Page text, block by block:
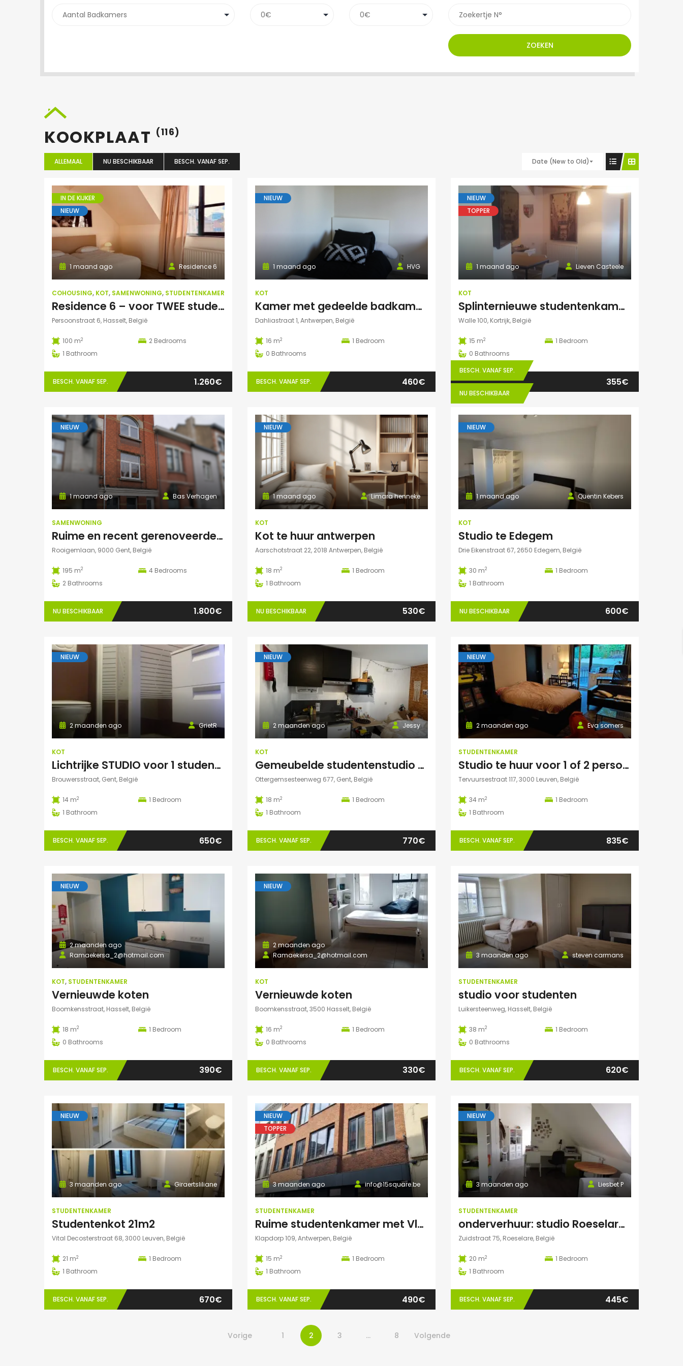
ZOEKEN
KOOKPLAAT (116)
ALLEMAAL NU BESCHIKBAAR BESCH. VANAF SEP. Date (New to Old)
IN DE KIJKER
NIEUW
Residence 6
1 maand ago
COHOUSING, KOT, SAMENWONING, STUDENTENKAMER
Residence 6 – voor TWEE studenten: Exclusieve studentenduplex
Persoonstraat 6, Hasselt, België
100 m2 2 Bedrooms
1 Bathroom
BESCH. VANAF SEP. 1.260€
NIEUW
HVG
1 maand ago
KOT
Kamer met gedeelde badkamer en keuken
Dahliastraat 1, Antwerpen, België
16 m2 1 Bedroom
0 Bathrooms
BESCH. VANAF SEP. 460€
NIEUW
TOPPER
Lieven Casteele
1 maand ago
KOT
Splinternieuwe studentenkamer te huur in authentiek herenhuis
Walle 100, Kortrijk, België
15 m2 1 Bedroom
0 Bathrooms
BESCH. VANAF SEP.
NU BESCHIKBAAR
355€
NIEUW
Bas Verhagen
1 maand ago
SAMENWONING
Ruime en recent gerenoveerde studentenwoning op toplocatie in Gent
Rooigemlaan, 9000 Gent, België
195 m2 4 Bedrooms
2 Bathrooms
NU BESCHIKBAAR 1.800€
NIEUW
Limara henneke
1 maand ago
KOT
Kot te huur antwerpen
Aarschotstraat 22, 2018 Antwerpen, België
18 m2 1 Bedroom
1 Bathroom
NU BESCHIKBAAR 530€
NIEUW
Quentin Kebers
1 maand ago
KOT
Studio te Edegem
Drie Eikenstraat 67, 2650 Edegem, België
30 m2 1 Bedroom
1 Bathroom
NU BESCHIKBAAR 600€
NIEUW
GrietR
2 maanden ago
KOT
Lichtrijke STUDIO voor 1 student – buurt Hoogstraat/Poel Gent
Brouwersstraat, Gent, België
14 m2 1 Bedroom
1 Bathroom
BESCH. VANAF SEP. 650€
NIEUW
Jessy
2 maanden ago
KOT
Gemeubelde studentenstudio met privéparking op toplocatie nabij UZ Gent en UGent
Ottergemsesteenweg 677, Gent, België
18 m2 1 Bedroom
1 Bathroom
BESCH. VANAF SEP. 770€
NIEUW
Eva somers
2 maanden ago
STUDENTENKAMER
Studio te huur voor 1 of 2 personen
Tervuursestraat 117, 3000 Leuven, België
34 m2 1 Bedroom
1 Bathroom
BESCH. VANAF SEP. 835€
NIEUW
Ramaekersa_2@hotmail.com
2 maanden ago
KOT, STUDENTENKAMER
Vernieuwde koten
Boomkensstraat, Hasselt, België
18 m2 1 Bedroom
0 Bathrooms
BESCH. VANAF SEP. 390€
NIEUW
Ramaekersa_2@hotmail.com
2 maanden ago
KOT
Vernieuwde koten
Boomkensstraat, 3500 Hasselt, België
16 m2 1 Bedroom
0 Bathrooms
BESCH. VANAF SEP. 330€
steven carmans
3 maanden ago
STUDENTENKAMER
studio voor studenten
Luikersteenweg, Hasselt, België
38 m2 1 Bedroom
0 Bathrooms
BESCH. VANAF SEP. 620€
NIEUW
Giraertsliliane
3 maanden ago
STUDENTENKAMER
Studentenkot 21m2
Vital Decosterstraat 68, 3000 Leuven, België
21 m2 1 Bedroom
1 Bathroom
BESCH. VANAF SEP. 670€
NIEUW
TOPPER
info@15square.be
3 maanden ago
STUDENTENKAMER
Ruime studentenkamer met Vlaams kotlabel, voorzien van eigen douche en lavabo, in kleinschalige residentie
Klapdorp 109, Antwerpen, België
15 m2 1 Bedroom
1 Bathroom
BESCH. VANAF SEP. 490€
NIEUW
Liesbet P
3 maanden ago
STUDENTENKAMER
onderverhuur: studio Roeselare (va 01/02/27)
Zuidstraat 75, Roeselare, België
20 m2 1 Bedroom
1 Bathroom
BESCH. VANAF SEP. 445€
Vorige 1 2 3 … 8 Volgende